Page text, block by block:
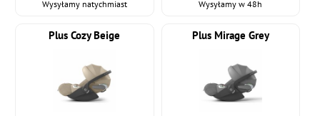
Wysyłamy natychmiast Wysyłamy w 48h
Plus Cozy Beige Plus Mirage Grey